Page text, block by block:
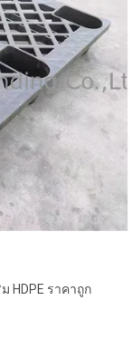
HDPE ราคาถูก